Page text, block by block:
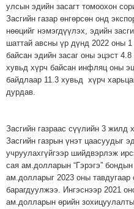
ТОЙРОНД
ТӨВСИЙН
ТОДОТГОЛЫН
ЭРГЭН
ТОЙРОНД
ЕРӨНХИЙЛӨГЧИЙН
ТОЙРОНД
ДҮГЭЭР
СУРГУУЛИЙН
ЭРГЭН
улсын эдийн засагт томоохон
Засгийн газар өнгөрсөн онд
нөөцийг нэмэгдүүлэх, эдийн
шаттай авсны үр дүнд 2022 оны
байсан эдийн засаг оны эцэст
хувьд хүрч байсан инфляц оны
байдлаар 11.3 хувьд хүрч
дурдав.
Засгийн газраас сүүлийн 3 жилд
Засгийн газрын үнэт цаасуудыг
учруулахгүйгээр шийдвэрлэж
сая ам.долларын “Гэрэгэ”
ам.долларыг 2023 оны
барагдуулжээ. Ингэснээр 2021
ам.долларын өрийн